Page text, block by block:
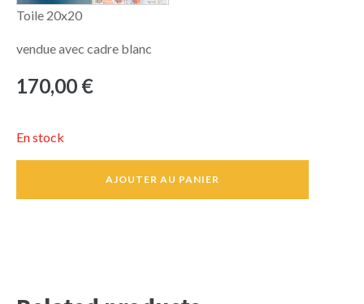
Toile 20x20
vendue avec cadre blanc
170,00 €
En stock
AJOUTER AU PANIER